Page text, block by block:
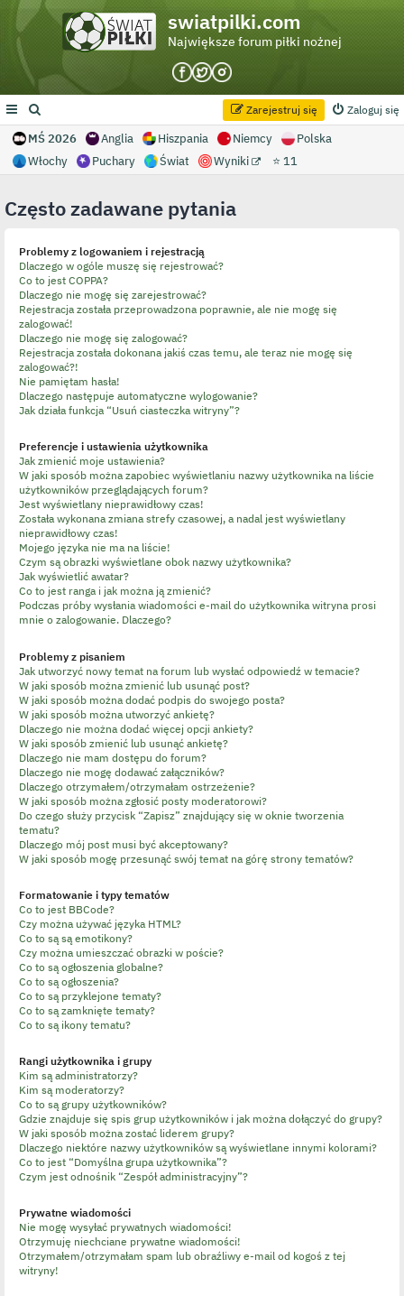
swiatpilki.com
Największe forum piłki nożnej
Zaloguj się
Zarejestruj się
MŚ 2026 Anglia Hiszpania Niemcy
Polska
Włochy
Puchary Świat Wyniki ⭐ 11
Często zadawane pytania
Problemy z logowaniem i rejestracją
Dlaczego w ogóle muszę się rejestrować?
Co to jest COPPA?
Dlaczego nie mogę się zarejestrować?
Rejestracja została przeprowadzona poprawnie, ale nie mogę się
zalogować!
Dlaczego nie mogę się zalogować?
Rejestracja została dokonana jakiś czas temu, ale teraz nie mogę się
zalogować?!
Nie pamiętam hasła!
Dlaczego następuje automatyczne wylogowanie?
Jak działa funkcja “Usuń ciasteczka witryny”?
Preferencje i ustawienia użytkownika
Jak zmienić moje ustawienia?
W jaki sposób można zapobiec wyświetlaniu nazwy użytkownika na liście
użytkowników przeglądających forum?
Jest wyświetlany nieprawidłowy czas!
Została wykonana zmiana strefy czasowej, a nadal jest wyświetlany
nieprawidłowy czas!
Mojego języka nie ma na liście!
Czym są obrazki wyświetlane obok nazwy użytkownika?
Jak wyświetlić awatar?
Co to jest ranga i jak można ją zmienić?
Podczas próby wysłania wiadomości e-mail do użytkownika witryna prosi
mnie o zalogowanie. Dlaczego?
Problemy z pisaniem
Jak utworzyć nowy temat na forum lub wysłać odpowiedź w temacie?
W jaki sposób można zmienić lub usunąć post?
W jaki sposób można dodać podpis do swojego posta?
W jaki sposób można utworzyć ankietę?
Dlaczego nie można dodać więcej opcji ankiety?
W jaki sposób zmienić lub usunąć ankietę?
Dlaczego nie mam dostępu do forum?
Dlaczego nie mogę dodawać załączników?
Dlaczego otrzymałem/otrzymałam ostrzeżenie?
W jaki sposób można zgłosić posty moderatorowi?
Do czego służy przycisk “Zapisz” znajdujący się w oknie tworzenia
tematu?
Dlaczego mój post musi być akceptowany?
W jaki sposób mogę przesunąć swój temat na górę strony tematów?
Formatowanie i typy tematów
Co to jest BBCode?
Czy można używać języka HTML?
Co to są są emotikony?
Czy można umieszczać obrazki w poście?
Co to są ogłoszenia globalne?
Co to są ogłoszenia?
Co to są przyklejone tematy?
Co to są zamknięte tematy?
Co to są ikony tematu?
Rangi użytkownika i grupy
Kim są administratorzy?
Kim są moderatorzy?
Co to są grupy użytkowników?
Gdzie znajduje się spis grup użytkowników i jak można dołączyć do grupy?
W jaki sposób można zostać liderem grupy?
Dlaczego niektóre nazwy użytkowników są wyświetlane innymi kolorami?
Co to jest “Domyślna grupa użytkownika”?
Czym jest odnośnik “Zespół administracyjny”?
Prywatne wiadomości
Nie mogę wysyłać prywatnych wiadomości!
Otrzymuję niechciane prywatne wiadomości!
Otrzymałem/otrzymałam spam lub obraźliwy e-mail od kogoś z tej
witryny!